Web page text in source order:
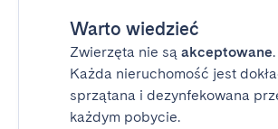
Warto wiedzieć
Zwierzęta nie są akceptowane.
Każda nieruchomość jest
sprzątana i dezynfekowana
każdym pobycie.